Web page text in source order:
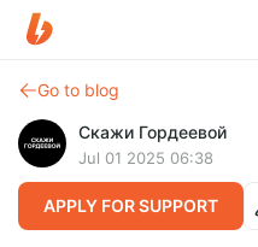
Go to blog
Скажи Гордеевой
Jul 01 2025 06:38
APPLY FOR SUPPORT